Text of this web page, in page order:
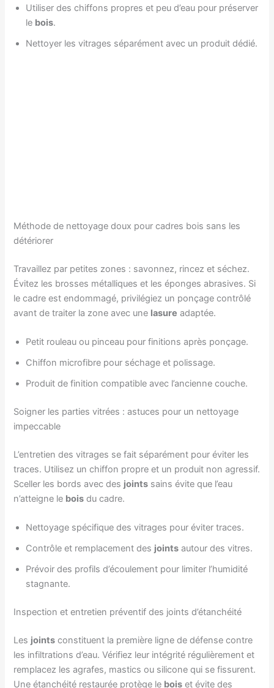
Utiliser des chiffons propres et peu d’eau pour préserver
le bois.
Nettoyer les vitrages séparément avec un produit dédié.
Méthode de nettoyage doux pour cadres bois sans les
détériorer
Travaillez par petites zones : savonnez, rincez et séchez.
Évitez les brosses métalliques et les éponges abrasives. Si
le cadre est endommagé, privilégiez un ponçage contrôlé
avant de traiter la zone avec une lasure adaptée.
Petit rouleau ou pinceau pour finitions après ponçage.
Chiffon microfibre pour séchage et polissage.
Produit de finition compatible avec l’ancienne couche.
Soigner les parties vitrées : astuces pour un nettoyage
impeccable
L’entretien des vitrages se fait séparément pour éviter les
traces. Utilisez un chiffon propre et un produit non agressif.
Sceller les bords avec des joints sains évite que l’eau
n’atteigne le bois du cadre.
Nettoyage spécifique des vitrages pour éviter traces.
Contrôle et remplacement des joints autour des vitres.
Prévoir des profils d’écoulement pour limiter l’humidité
stagnante.
Inspection et entretien préventif des joints d’étanchéité
Les joints constituent la première ligne de défense contre
les infiltrations d’eau. Vérifiez leur intégrité régulièrement et
remplacez les agrafes, mastics ou silicone qui se fissurent.
Une étanchéité restaurée protège le bois et évite des